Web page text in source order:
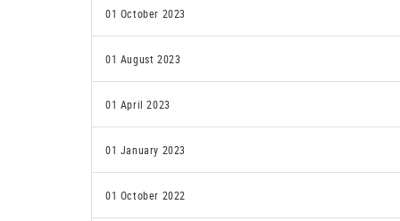
01 October 2023
01 August 2023
01 April 2023
01 January 2023
01 October 2022